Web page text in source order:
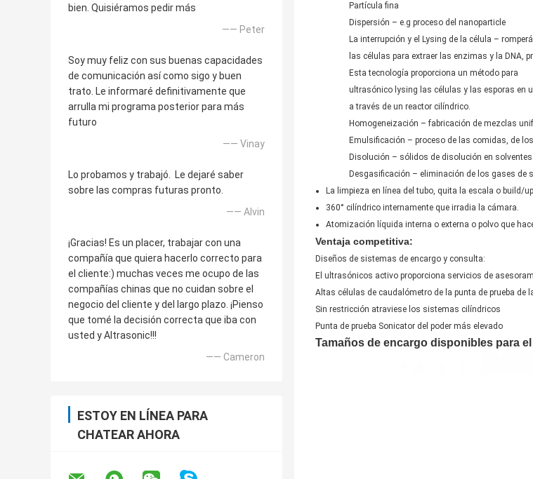
bien. Quisiéramos pedir más
—— Peter
Soy muy feliz con sus buenas capacidades
de comunicación así como sigo y buen
trato. Le informaré definitivamente que
arrulla mi programa posterior para más
futuro
—— Vinay
Lo probamos y trabajó. Le dejaré saber
sobre las compras futuras pronto.
—— Alvin
¡Gracias! Es un placer, trabajar con una
compañía que quiera hacerlo correcto para
el cliente:) muchas veces me ocupo de las
compañías chinas que no cuidan sobre el
negocio del cliente y del largo plazo. ¡Pienso
que tomé la decisión correcta que iba con
usted y Altrasonic!!!
—— Cameron
ESTOY EN LÍNEA PARA
CHATEAR AHORA
Partícula fina
Dispersión – e.g proceso del nanoparticle
La interrupción y el Lysing de la célula –
las células para extraer las enzimas y la DNA,
Esta tecnología proporciona un método para
ultrasónico lysing las células y las esporas en
a través de un reactor cilíndrico.
Homogeneización – fabricación de mezclas
Emulsificación – proceso de las comidas, de
Disolución – sólidos de disolución en solventes.
Desgasificación – eliminación de los gases de
La limpieza en línea del tubo, quita la escala o build/
360° cilíndrico internamente que irradia la cámara.
Atomización líquida interna o externa o polvo que
Ventaja competitiva:
Diseños de sistemas de encargo y consulta:
El ultrasónicos activo proporciona servicios de
Altas células de caudalómetro de la punta de prueba de
Sin restricción atraviese los sistemas cilíndricos
Punta de prueba Sonicator del poder más elevado
Tamaños de encargo disponibles para